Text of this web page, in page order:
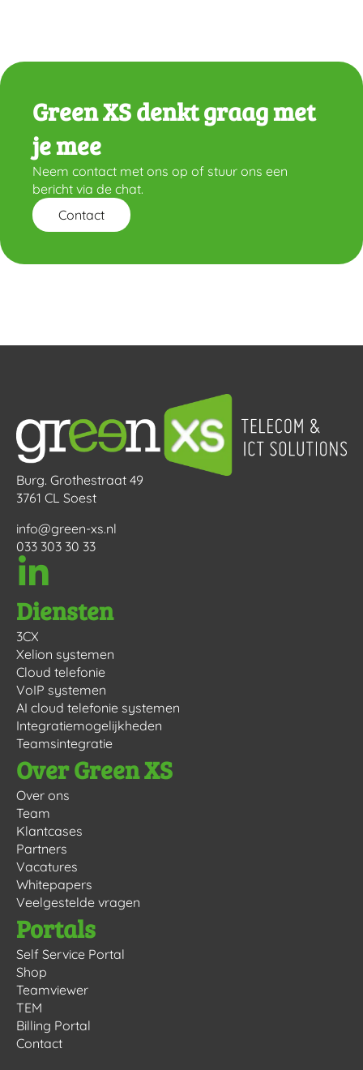
Green XS denkt graag met
je mee
Neem contact met ons op of stuur ons een
bericht via de chat.
Contact
Burg. Grothestraat 49
3761 CL Soest
info@green-xs.nl
033 303 30 33
Diensten
3CX
Xelion systemen
Cloud telefonie
VoIP systemen
AI cloud telefonie systemen
Integratiemogelijkheden
Teamsintegratie
Over Green XS
Over ons
Team
Klantcases
Partners
Vacatures
Whitepapers
Veelgestelde vragen
Portals
Self Service Portal
Shop
Teamviewer
TEM
Billing Portal
Contact